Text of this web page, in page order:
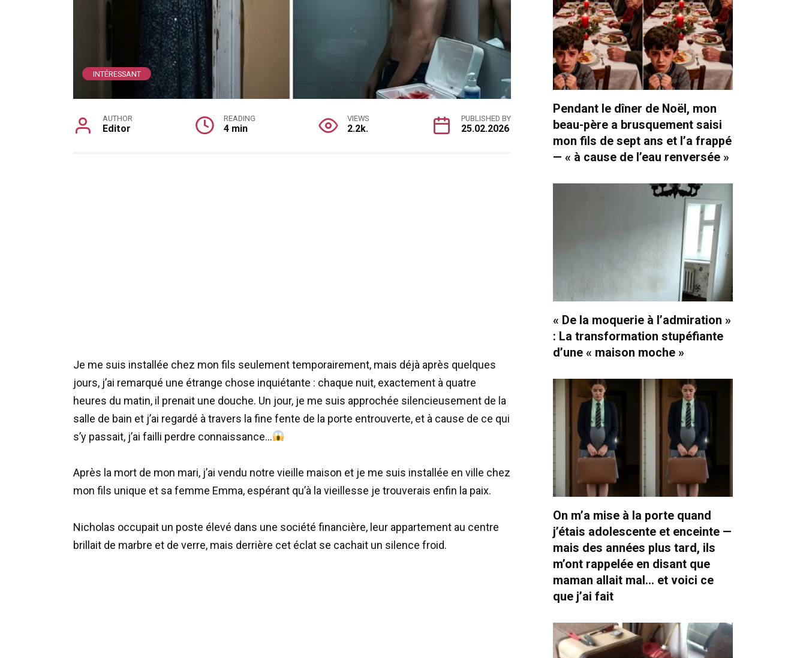
INTÉRESSANT
AUTHOR
Editor
READING
4 min
VIEWS
2.2k.
PUBLISHED BY
25.02.2026
Je me suis installée chez mon fils seulement temporairement, mais déjà après quelques
jours, j’ai remarqué une étrange chose inquiétante : chaque nuit, exactement à quatre
heures du matin, il prenait une douche. Un jour, je me suis approchée silencieusement de la
salle de bain et j’ai regardé à travers la fine fente de la porte entrouverte, et à cause de ce qui
s’y passait, j’ai failli perdre connaissance…
Après la mort de mon mari, j’ai vendu notre vieille maison et je me suis installée en ville chez
mon fils unique et sa femme Emma, espérant qu’à la vieillesse je trouverais enfin la paix.
Nicholas occupait un poste élevé dans une société financière, leur appartement au centre
brillait de marbre et de verre, mais derrière cet éclat se cachait un silence froid.
Pendant le dîner de Noël, mon
beau-père a brusquement saisi
mon fils de sept ans et l’a frappé
— « à cause de l’eau renversée »
« De la moquerie à l’admiration »
: La transformation stupéfiante
d’une « maison moche »
On m’a mise à la porte quand
j’étais adolescente et enceinte —
mais des années plus tard, ils
m’ont rappelée en disant que
maman allait mal… et voici ce
que j’ai fait